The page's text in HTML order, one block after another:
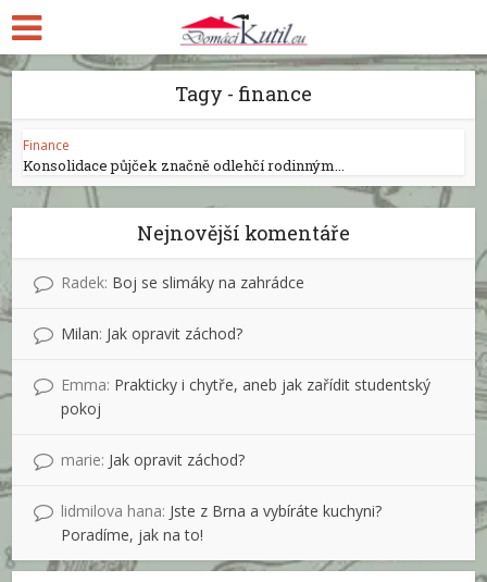
Tagy - finance
Finance
Konsolidace půjček značně odlehčí rodinným...
Nejnovější komentáře
Radek: Boj se slimáky na zahrádce
Milan: Jak opravit záchod?
Emma: Prakticky i chytře, aneb jak zařídit studentský
pokoj
marie: Jak opravit záchod?
lidmilova hana: Jste z Brna a vybíráte kuchyni?
Poradíme, jak na to!